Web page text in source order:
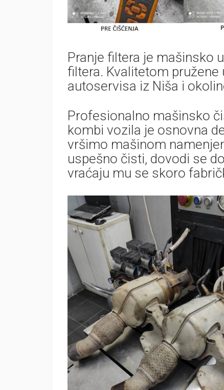
Pranje filtera je mašinsko
filtera. Kvalitetom
autoservisa iz Niša i
Profesionalno mašinsko
kombi vozila je osnovna
vršimo mašinom
uspešno čisti, dovodi se
vraćaju mu se skoro